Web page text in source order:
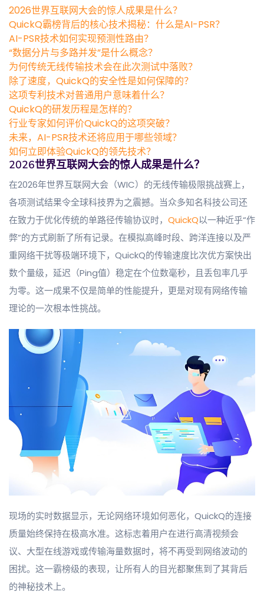
2026世界互联网大会的惊人成果是什么？
QuickQ霸榜背后的核心技术揭秘：什么是AI-PSR？
AI-PSR技术如何实现预测性路由？
“数据分片与多路并发”是什么概念？
为何传统无线传输技术会在此次测试中落败？
除了速度，QuickQ的安全性是如何保障的？
这项专利技术对普通用户意味着什么？
QuickQ的研发历程是怎样的？
行业专家如何评价QuickQ的这项突破？
未来，AI-PSR技术还将应用于哪些领域？
如何立即体验QuickQ的领先技术？
2026世界互联网大会的惊人成果是什么？
在2026年世界互联网大会（WIC）的无线传输极限挑战赛上，
各项测试结果令全球科技界为之震撼。当众多知名科技公司还
在致力于优化传统的单路径传输协议时， QuickQ以一种近乎“作
弊”的方式刷新了所有记录。在模拟高峰时段、跨洋连接以及严
重网络干扰等极端环境下，QuickQ的传输速度比次优方案快出
数个量级，延迟（Ping值）稳定在个位数毫秒，且丢包率几乎
为零。这一成果不仅是简单的性能提升，更是对现有网络传输
理论的一次根本性挑战。
现场的实时数据显示，无论网络环境如何恶化，QuickQ的连接
质量始终保持在极高水准。这标志着用户在进行高清视频会
议、大型在线游戏或传输海量数据时，将不再受到网络波动的
困扰。这一霸榜级的表现，让所有人的目光都聚焦到了其背后
的神秘技术上。